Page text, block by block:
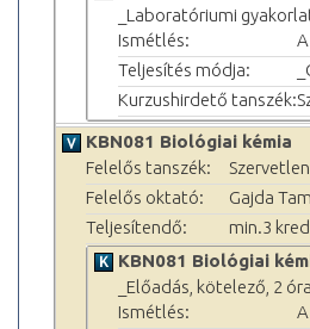
_Laboratóriumi
Ismétlés:
Teljesítés módja:
Kurzushirdető tanszék:
KBN081 Biológiai kémia
Felelős tanszék:
Felelős oktató:
Gajda
Teljesítendő:
min.3
KBN081 Biológiai
_Előadás, kötelező, 2
Ismétlés: